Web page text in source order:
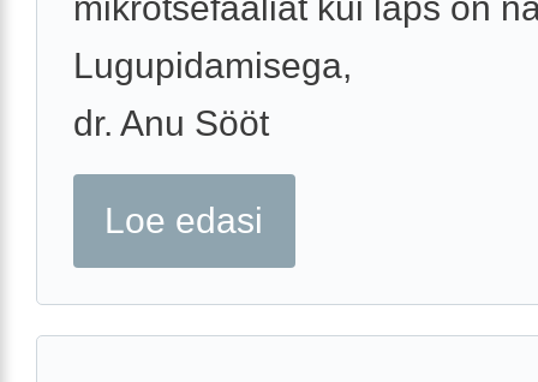
Lugupidamisega,
dr. Anu Sööt
Loe edasi